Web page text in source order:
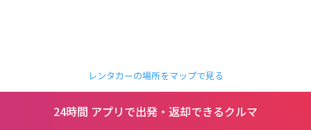
レンタカーの場所をマップで見る
24時間 アプリで出発・返却できるクルマ